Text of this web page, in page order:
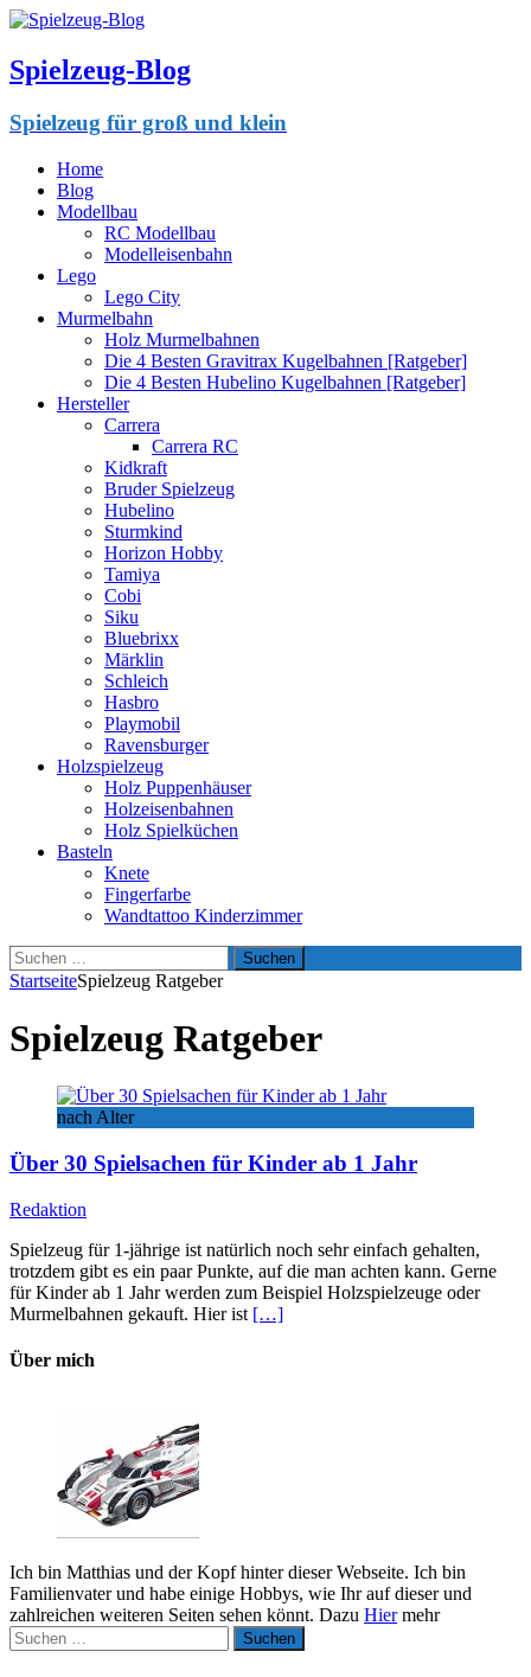
Spielzeug-Blog
Spielzeug für groß und klein
Home
Blog
Modellbau
RC Modellbau
Modelleisenbahn
Lego
Lego City
Murmelbahn
Holz Murmelbahnen
Die 4 Besten Gravitrax Kugelbahnen [Ratgeber]
Die 4 Besten Hubelino Kugelbahnen [Ratgeber]
Hersteller
Carrera
Carrera RC
Kidkraft
Bruder Spielzeug
Hubelino
Sturmkind
Horizon Hobby
Tamiya
Cobi
Siku
Bluebrixx
Märklin
Schleich
Hasbro
Playmobil
Ravensburger
Holzspielzeug
Holz Puppenhäuser
Holzeisenbahnen
Holz Spielküchen
Basteln
Knete
Fingerfarbe
Wandtattoo Kinderzimmer
Suchen
nach:
StartseiteSpielzeug Ratgeber
Spielzeug Ratgeber
nach Alter
Über 30 Spielsachen für Kinder ab 1 Jahr
Redaktion
Spielzeug für 1-jährige ist natürlich noch sehr einfach gehalten,
trotzdem gibt es ein paar Punkte, auf die man achten kann. Gerne
für Kinder ab 1 Jahr werden zum Beispiel Holzspielzeuge oder
Murmelbahnen gekauft. Hier ist […]
Über mich
Ich bin Matthias und der Kopf hinter dieser Webseite. Ich bin
Familienvater und habe einige Hobbys, wie Ihr auf dieser und
zahlreichen weiteren Seiten sehen könnt. Dazu Hiermehr
Suchen
nach: